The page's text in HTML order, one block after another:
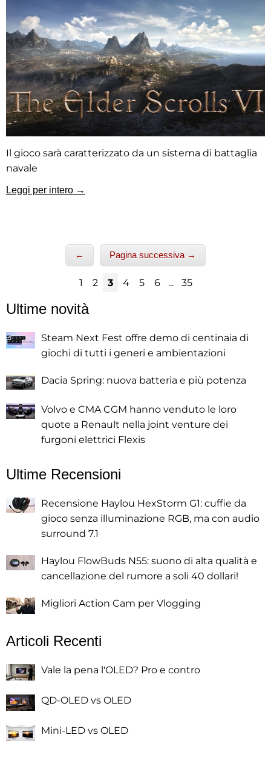
Il gioco sarà caratterizzato da un sistema di battaglia
navale
Leggi per intero →
← Pagina successiva →
1 2 3 4 5 6 ... 35
Ultime novità
Steam Next Fest offre demo di centinaia di
giochi di tutti i generi e ambientazioni
Dacia Spring: nuova batteria e più potenza
Volvo e CMA CGM hanno venduto le loro
quote a Renault nella joint venture dei
furgoni elettrici Flexis
Ultime Recensioni
Recensione Haylou HexStorm G1: cuffie da
gioco senza illuminazione RGB, ma con audio
surround 7.1
Haylou FlowBuds N55: suono di alta qualità e
cancellazione del rumore a soli 40 dollari!
Migliori Action Cam per Vlogging
Articoli Recenti
Vale la pena l'OLED? Pro e contro
QD-OLED vs OLED
Mini-LED vs OLED